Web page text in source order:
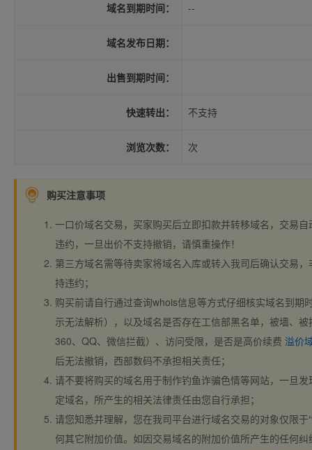
域名到期时间： --
域名发布日期：
出售到期时间：
快速转出： 不支持
浏览次数： 次
购买注意事项
一口价域名交易，买家购买后立即扣款并转移域名，交易
违约，一旦出价不支持撤销，请慎重操作！
第三方域名需等待卖家将域名入库或转入我司后确认交易
持违约；
购买前请自行通过查询whois信息等方式仔细核实域名到期
示无法解析），以及域名是否存在工信部黑名单，被墙、
360、QQ、微信拦截）、访问受限，是否是高价续费 溢价
后无法撤销，西部数码不承担相关责任；
请不要将购买的域名用于制作钓鱼诈骗色情等网站，一旦
定域名，所产生的相关法律责任由您自行承担；
请您知悉并理解，您在我司平台进行域名交易的对象仅限于
何其它附加价值。如因交易域名的附加价值所产生的任何